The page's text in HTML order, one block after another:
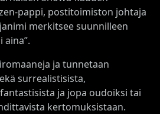
postitoimiston johtaja
merkitsee suunnilleen
aina”.
ja tunnetaan
surrealistisista,
ja jopa oudoiksi tai
kertomuksistaan.